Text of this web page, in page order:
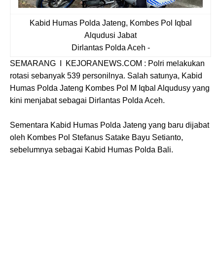
Kabid Humas Polda Jateng, Kombes Pol Iqbal
Alqudusi Jabat
Dirlantas Polda Aceh -
SEMARANG I KEJORANEWS.COM : Polri melakukan
rotasi sebanyak 539 personilnya. Salah satunya, Kabid
Humas Polda Jateng Kombes Pol M Iqbal Alqudusy yang
kini menjabat sebagai Dirlantas Polda Aceh.
Sementara Kabid Humas Polda Jateng yang baru dijabat
oleh Kombes Pol Stefanus Satake Bayu Setianto,
sebelumnya sebagai Kabid Humas Polda Bali.